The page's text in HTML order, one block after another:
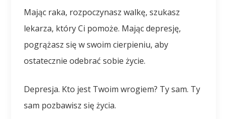
Mając raka, rozpoczynasz walkę, szukasz
lekarza, który Ci pomoże. Mając depresję,
pogrążasz się w swoim cierpieniu, aby
ostatecznie odebrać sobie życie.
Depresja. Kto jest Twoim wrogiem? Ty sam. Ty
sam pozbawisz się życia.